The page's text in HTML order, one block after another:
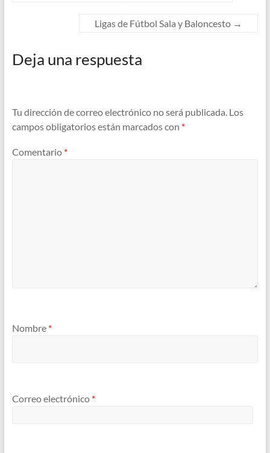
Ligas de Fútbol Sala y Baloncesto →
Deja una respuesta
Tu dirección de correo electrónico no será publicada. Los
campos obligatorios están marcados con *
Comentario *
Nombre *
Correo electrónico *